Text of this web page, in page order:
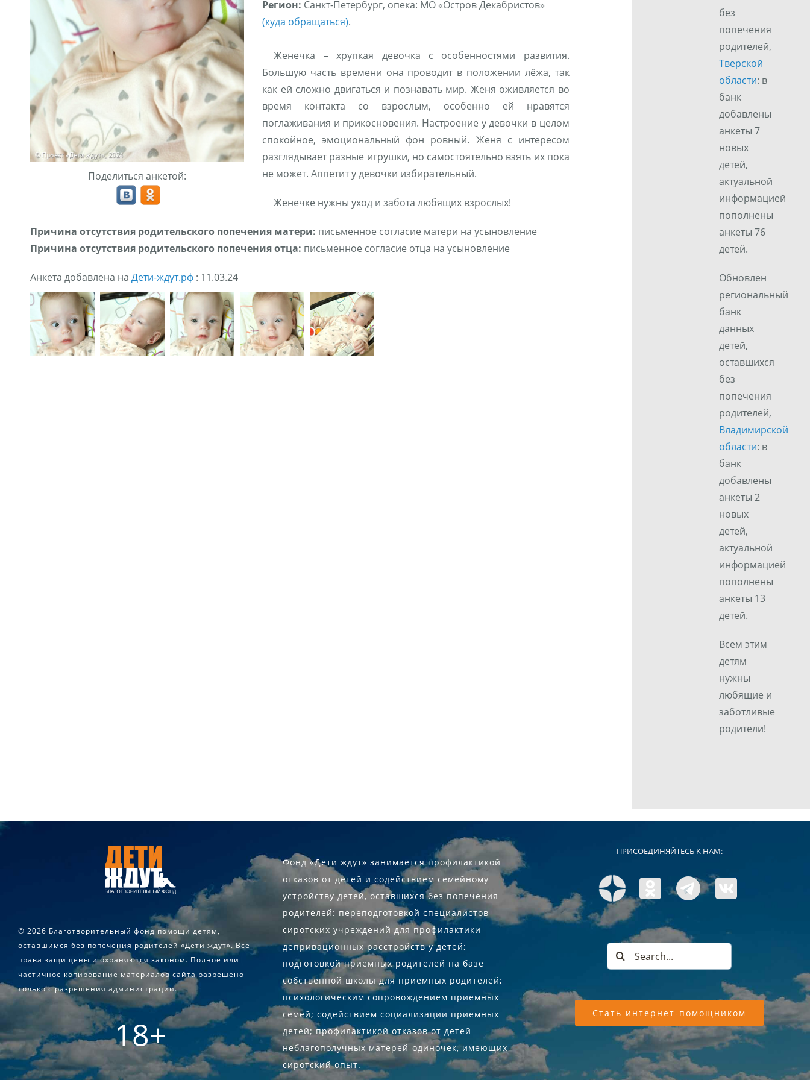
Поделиться анкетой:
Регион: Санкт-Петербург, опека: МО «Остров Декабристов»
(куда обращаться).
Женечка – хрупкая девочка с особенностями развития.
Большую часть времени она проводит в положении лёжа, так
как ей сложно двигаться и познавать мир. Женя оживляется во
время контакта со взрослым, особенно ей нравятся
поглаживания и прикосновения. Настроение у девочки в целом
спокойное, эмоциональный фон ровный. Женя с интересом
разглядывает разные игрушки, но самостоятельно взять их пока
не может. Аппетит у девочки избирательный.
Женечке нужны уход и забота любящих взрослых!
Причина отсутствия родительского попечения матери: письменное согласие матери на усыновление
Причина отсутствия родительского попечения отца: письменное согласие отца на усыновление
Анкета добавлена на Дети-ждут.рф: 11.03.24
без
попечения
родителей,
Тверской
области: в
банк
добавлены
анкеты 7
новых
детей,
актуальной
информацией
пополнены
анкеты 76
детей.
Обновлен
региональный
банк
данных
детей,
оставшихся
без
попечения
родителей,
Владимирской
области: в
банк
добавлены
анкеты 2
новых
детей,
актуальной
информацией
пополнены
анкеты 13
детей.
Всем этим
детям
нужны
любящие и
заботливые
родители!
© 2026 Благотворительный фонд помощи детям,
оставшимся без попечения родителей «Дети ждут». Все
права защищены и охраняются законом. Полное или
частичное копирование материалов сайта разрешено
только с разрешения администрации.
18+
Фонд «Дети ждут» занимается профилактикой
отказов от детей и содействием семейному
устройству детей, оставшихся без попечения
родителей: переподготовкой специалистов
сиротских учреждений для профилактики
депривационных расстройств у детей;
подготовкой приемных родителей на базе
собственной школы для приемных родителей;
психологическим сопровождением приемных
семей; содействием социализации приемных
детей; профилактикой отказов от детей
неблагополучных матерей-одиночек, имеющих
сиротский опыт.
ПРИСОЕДИНЯЙТЕСЬ К НАМ:
Search
for:
Стать интернет-помощником